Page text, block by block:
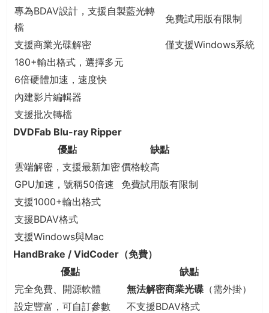
專為BDAV設計，支援自製藍光轉
檔
免費試用版有限制
支援商業光碟解密
僅支援Windows系統
180+輸出格式，選擇多元
6倍硬體加速，速度快
內建影片編輯器
支援批次轉檔
DVDFab Blu-ray Ripper
優點
缺點
雲端解密，支援最新加密價格較高
GPU加速，號稱50倍速
免費試用版有限制
支援1000+輸出格式
支援BDAV格式
支援Windows與Mac
HandBrake / VidCoder（免費）
優點
缺點
完全免費、開源軟體
無法解密商業光碟 （需外掛）
設定豐富，可自訂參數
不支援BDAV格式